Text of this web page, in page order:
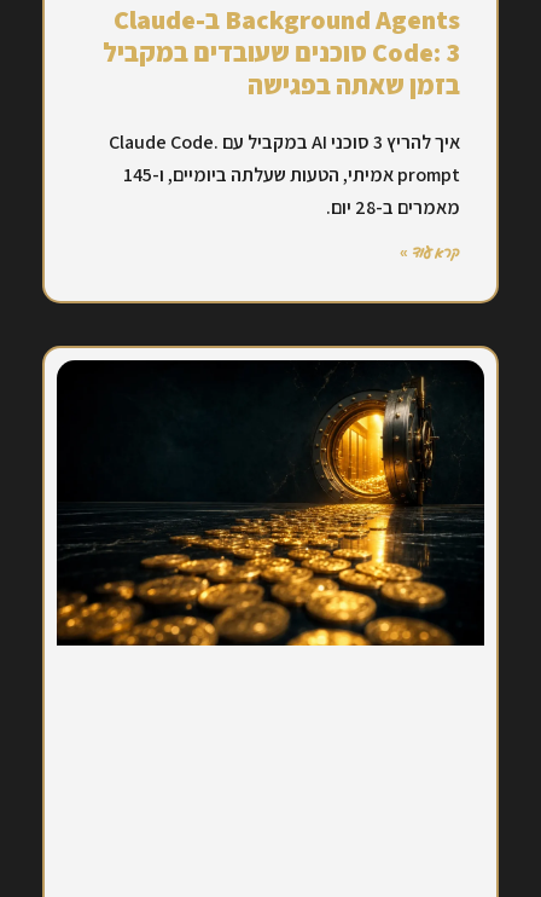
Background Agents ב-Claude
Code: 3 סוכנים שעובדים במקביל
בזמן שאתה בפגישה
איך להריץ 3 סוכני AI במקביל עם Claude Code.
prompt אמיתי, הטעות שעלתה ביומיים, ו-145
מאמרים ב-28 יום.
קרא עוד »